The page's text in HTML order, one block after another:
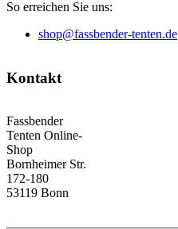
So erreichen Sie uns:
shop@fassbender-tenten.de
Kontakt
Fassbender
Tenten Online-
Shop
Bornheimer Str.
172-180
53119 Bonn